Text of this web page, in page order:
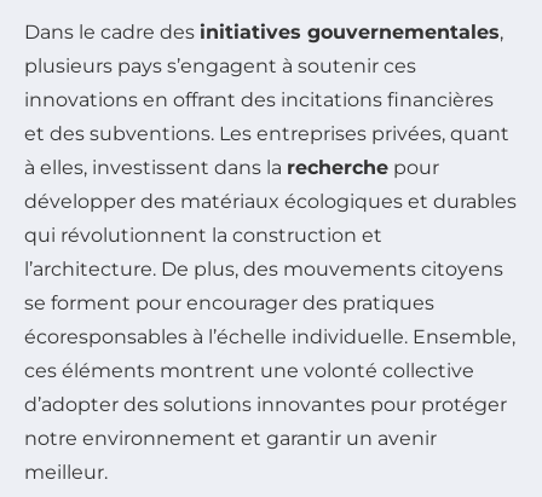
Dans le cadre des initiatives gouvernementales,
plusieurs pays s’engagent à soutenir ces
innovations en offrant des incitations financières
et des subventions. Les entreprises privées, quant
à elles, investissent dans la recherche pour
développer des matériaux écologiques et durables
qui révolutionnent la construction et
l’architecture. De plus, des mouvements citoyens
se forment pour encourager des pratiques
écoresponsables à l’échelle individuelle. Ensemble,
ces éléments montrent une volonté collective
d’adopter des solutions innovantes pour protéger
notre environnement et garantir un avenir
meilleur.